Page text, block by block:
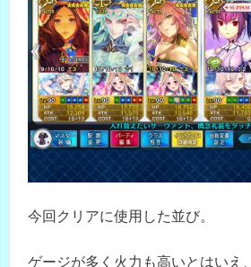
今回クリアに使用した並び。
ゲージが多く火力も高いとはいえ、